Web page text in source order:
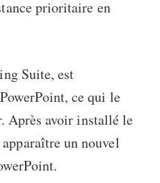
prioritaire en
Suite, est
ce qui le
Après avoir installé le
un nouvel